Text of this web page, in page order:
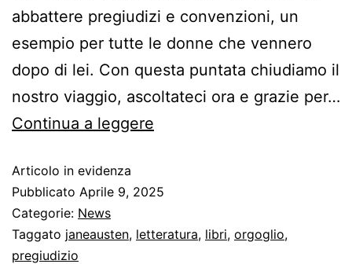
abbattere pregiudizi e convenzioni, un
esempio per tutte le donne che vennero
dopo di lei. Con questa puntata chiudiamo il
nostro viaggio, ascoltateci ora e grazie per…
Continua a leggere
Articolo in evidenza
Pubblicato Aprile 9, 2025
Categorie: News
Taggato janeausten, letteratura, libri, orgoglio,
pregiudizio